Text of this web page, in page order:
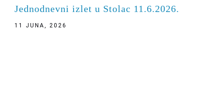
Jednodnevni izlet u Stolac 11.6.2026.
11 JUNA, 2026